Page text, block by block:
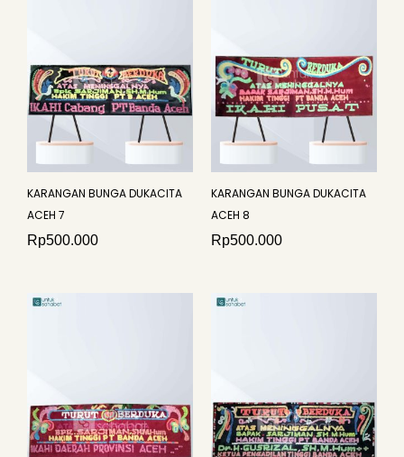
KARANGAN BUNGA DUKACITA
ACEH 7
Rp500.000
KARANGAN BUNGA DUKACITA
ACEH 8
Rp500.000